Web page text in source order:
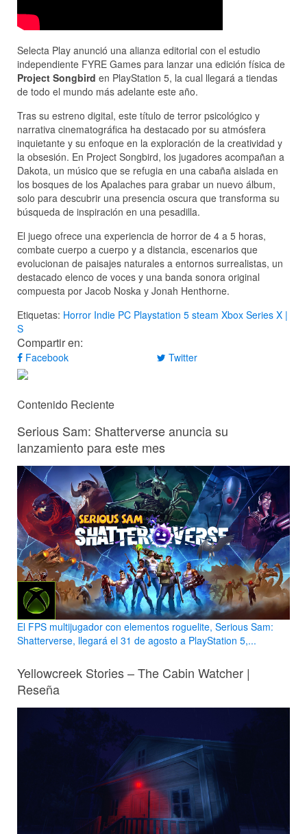
Selecta Play anunció una alianza editorial con el estudio
independiente FYRE Games para lanzar una edición física de
Project Songbird en PlayStation 5, la cual llegará a tiendas
de todo el mundo más adelante este año.
Tras su estreno digital, este título de terror psicológico y
narrativa cinematográfica ha destacado por su atmósfera
inquietante y su enfoque en la exploración de la creatividad y
la obsesión. En Project Songbird, los jugadores acompañan a
Dakota, un músico que se refugia en una cabaña aislada en
los bosques de los Apalaches para grabar un nuevo álbum,
solo para descubrir una presencia oscura que transforma su
búsqueda de inspiración en una pesadilla.
El juego ofrece una experiencia de horror de 4 a 5 horas,
combate cuerpo a cuerpo y a distancia, escenarios que
evolucionan de paisajes naturales a entornos surrealistas, un
destacado elenco de voces y una banda sonora original
compuesta por Jacob Noska y Jonah Henthorne.
Etiquetas: Horror Indie PC Playstation 5 steam Xbox Series X |
S
Compartir en:
Facebook Twitter
Contenido Reciente
Serious Sam: Shatterverse anuncia su
lanzamiento para este mes
El FPS multijugador con elementos roguelite, Serious Sam:
Shatterverse, llegará el 31 de agosto a PlayStation 5,...
Yellowcreek Stories – The Cabin Watcher |
Reseña